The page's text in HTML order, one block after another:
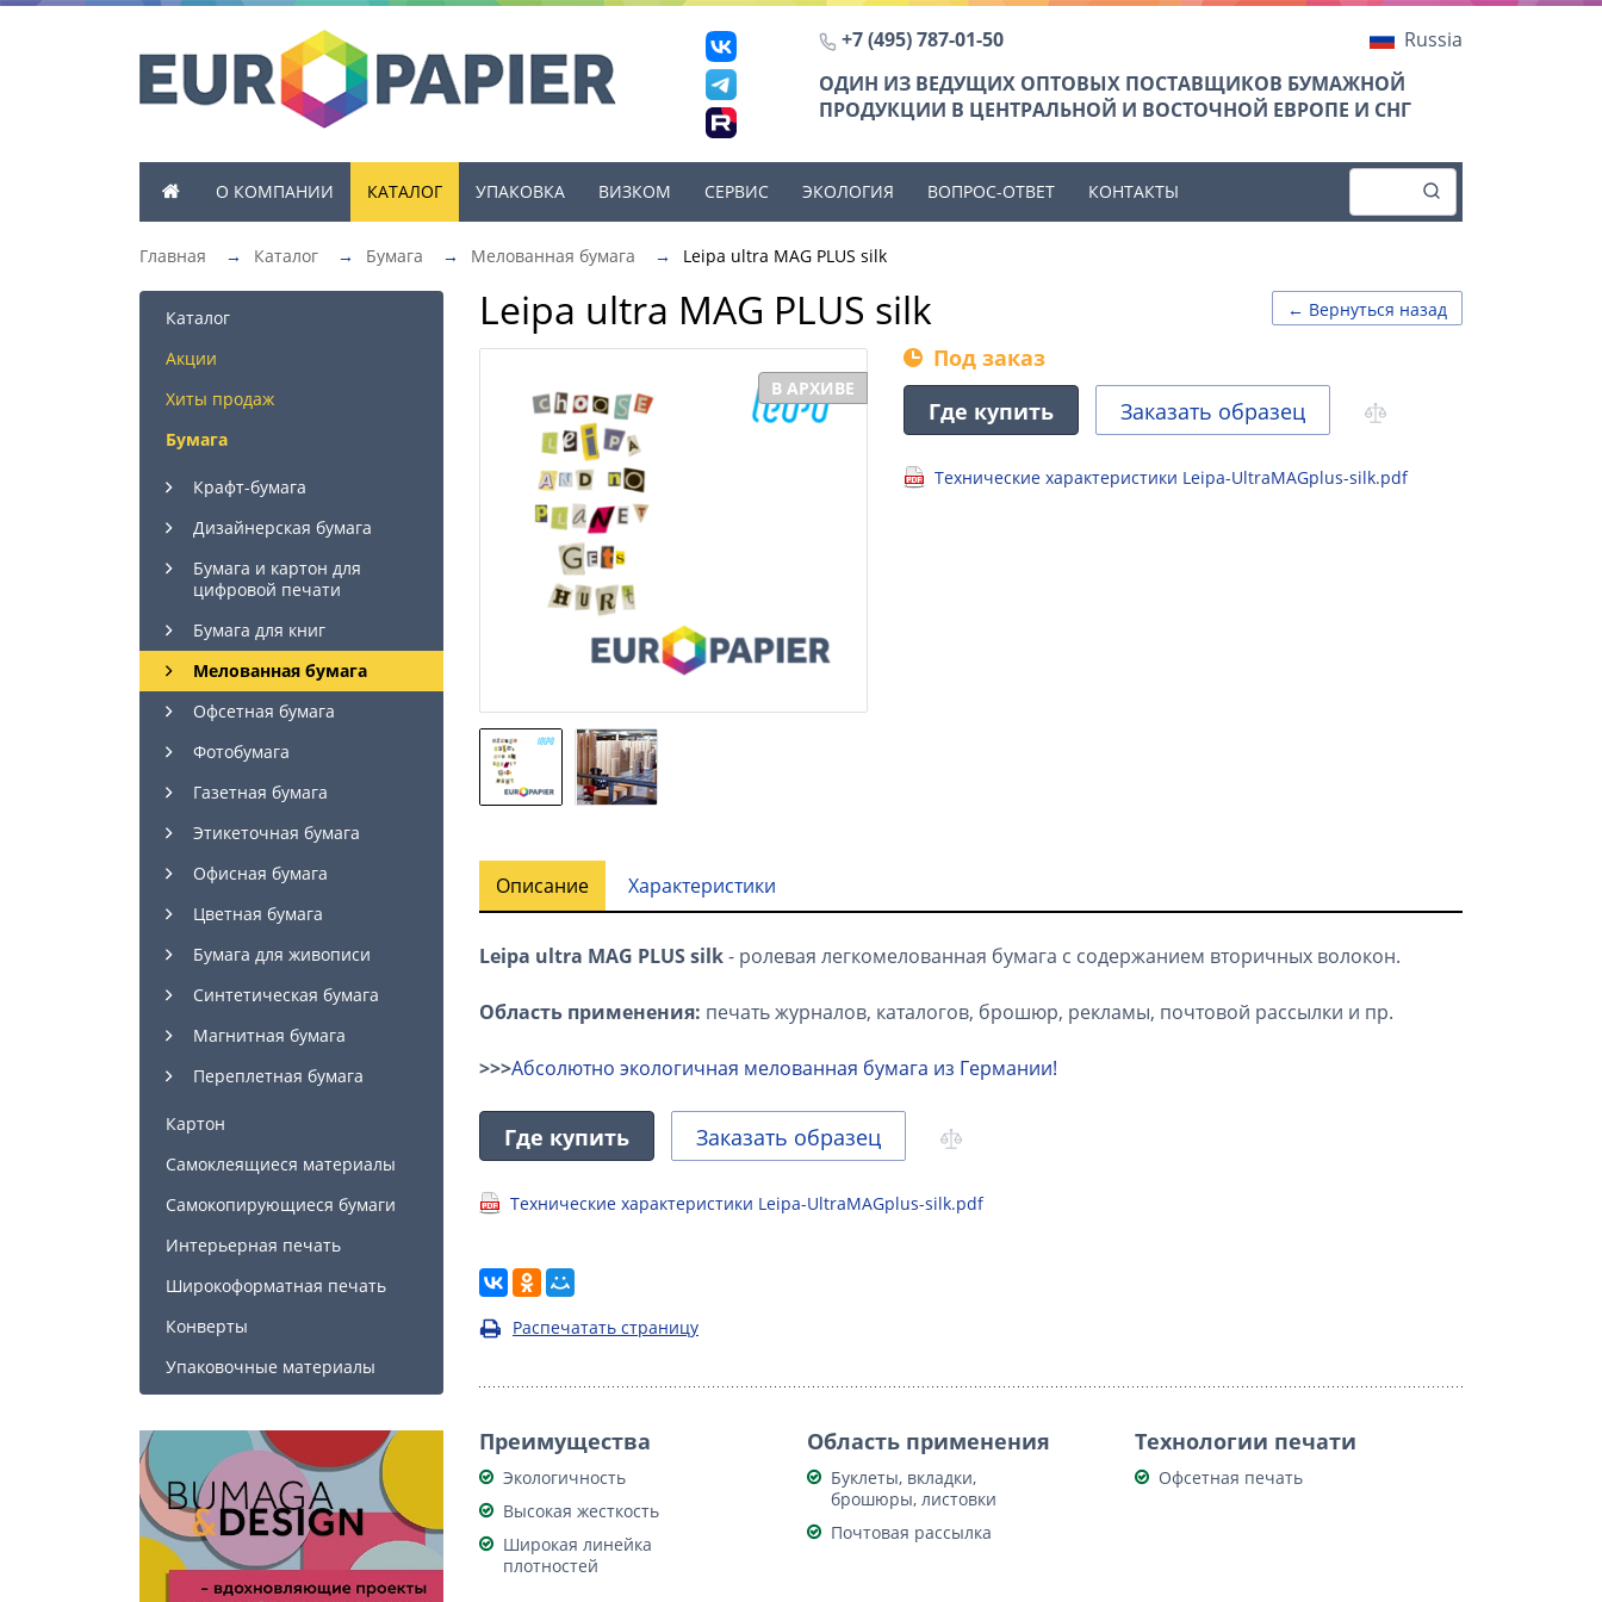
+7 (495) 787-01-50
Russia
ОДИН ИЗ ВЕДУЩИХ ОПТОВЫХ ПОСТАВЩИКОВ БУМАЖНОЙ
ПРОДУКЦИИ В ЦЕНТРАЛЬНОЙ И ВОСТОЧНОЙ ЕВРОПЕ И СНГ
О КОМПАНИИ КАТАЛОГ УПАКОВКА ВИЗКОМ СЕРВИС ЭКОЛОГИЯ ВОПРОС-ОТВЕТ КОНТАКТЫ
Главная → Каталог → Бумага → Мелованная бумага → Leipa ultra MAG PLUS silk
Каталог
Акции
Хиты продаж
Бумага
Крафт-бумага
Дизайнерская бумага
Бумага и картон для
цифровой печати
Бумага для книг
Мелованная бумага
Офсетная бумага
Фотобумага
Газетная бумага
Этикеточная бумага
Офисная бумага
Цветная бумага
Бумага для живописи
Синтетическая бумага
Магнитная бумага
Переплетная бумага
Картон
Самоклеящиеся материалы
Самокопирующиеся бумаги
Интерьерная печать
Широкоформатная печать
Конверты
Упаковочные материалы
← Вернуться назад
Leipa ultra MAG PLUS silk
В АРХИВЕ
Под заказ
Где купить
Заказать образец
Технические характеристики Leipa-UltraMAGplus-silk.pdf
Описание Характеристики
Leipa ultra MAG PLUS silk- ролевая легкомелованная бумага с содержанием вторичных волокон.
Область применения: печать журналов, каталогов, брошюр, рекламы, почтовой рассылки и пр.
>>>Абсолютно экологичная мелованная бумага из Германии!
Где купить Заказать образец
Технические характеристики Leipa-UltraMAGplus-silk.pdf
Распечатать страницу
Преимущества
Экологичность
Высокая жесткость
Широкая линейка
плотностей
Область применения
Буклеты, вкладки,
брошюры, листовки
Почтовая рассылка
Технологии печати
Офсетная печать